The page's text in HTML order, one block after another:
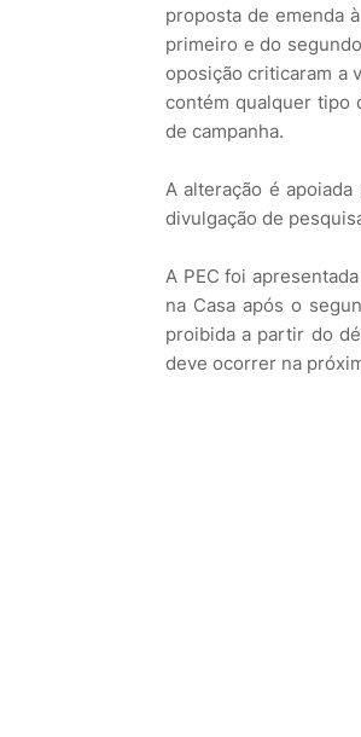
proposta de emenda
primeiro e do
oposição criticaram a
contém qualquer tipo
de campanha.
A alteração é
divulgação de
A PEC foi
na Casa após o
proibida a partir do
deve ocorrer na